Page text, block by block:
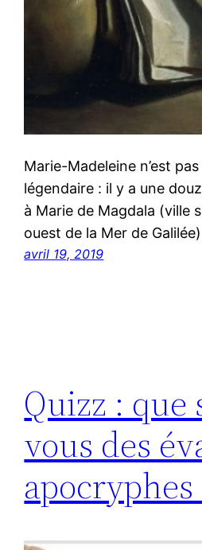
Marie-Madeleine n’est
légendaire : il y a une
à Marie de Magdala (ville
ouest de la Mer de
avril 19, 2019
Quizz : que
vous des
apocryphes